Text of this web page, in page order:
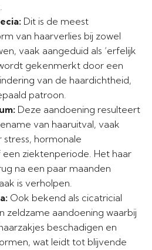
Dit is de meest
van haarverlies bij zowel
vaak aangeduid als ‘erfelijk
gekenmerkt door een
van de haardichtheid,
patroon.
Deze aandoening resulteert
van haaruitval, vaak
hormonale
ziektenperiode. Het haar
na een paar maanden
is verholpen.
Ook bekend als cicatricial
zeldzame aandoening waarbij
beschadigen en
wat leidt tot blijvende